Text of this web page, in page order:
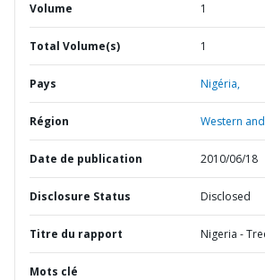
Volume 1
Total Volume(s) 1
Pays Nigéria,
Région Western
Date de publication 2010/06/18
Disclosure Status Disclosed
Titre du rapport Nigeria -
Mots clé